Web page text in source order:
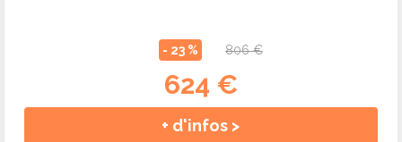
- 23 % 806 €
624 €
+ d'infos >